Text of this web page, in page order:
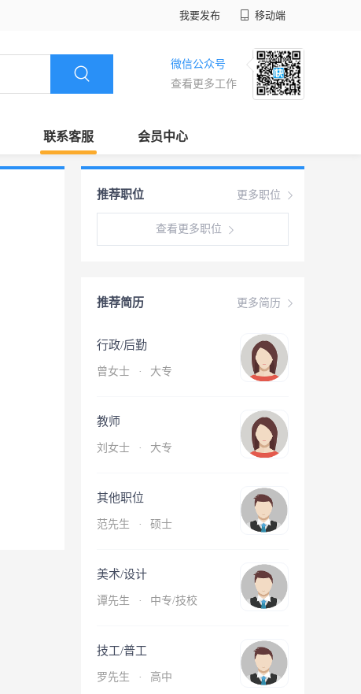
我要发布 移动端
微信公众号
查看更多工作
联系客服 会员中心
更多职位
推荐职位
查看更多职位
更多简历
推荐简历
行政/后勤
曾女士 · 大专
教师
刘女士 · 大专
其他职位
范先生 · 硕士
美术/设计
谭先生 · 中专/技校
技工/普工
罗先生 · 高中